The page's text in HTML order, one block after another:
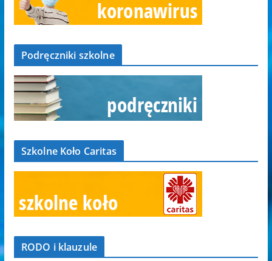
Podręczniki szkolne
Szkolne Koło Caritas
RODO i klauzule